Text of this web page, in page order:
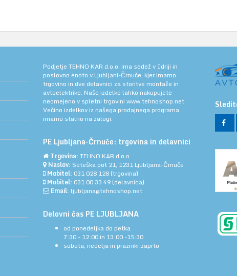
Podjetje TEHNO KAR d.o.o. ima sedež v Idriji in
poslovno enoto v Ljubljani-Črnuče, kjer imamo
trgovino in dve delavnici za storitve montaže in
avtoelektrike. Naše izdelke lahko nakupujete
neomejeno v spletni trgovini www.tehnoshop.net.
Večino izdelkov iz našega prodajnega programa
imamo stalno na zalogi.
PE Ljubljana-Črnuče: trgovina in delavnici
Trgovina: TEHNO KAR d.o.o.
Naslov: Soteška pot 21, 1231 Ljubljana-Črnuče
Mobitel: 031 028 128 (trgovina)
Mobitel: 031 00 33 49 (delavnica)
Email: ljubljana@tehnoshop.net
Delovni čas PE LJUBLJANA
od ponedeljka do petka
7:30 - 12:00 in 13:00 -15:30
sobota, nedelja in prazniki:zaprto